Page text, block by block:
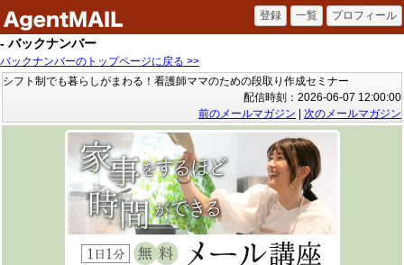
- バックナンバー
バックナンバーのトップページに戻る >>
シフト制でも暮らしがまわる！看護師ママのための段取り作成セミナー
配信時刻：2026-06-07 12:00:00
前のメールマガジン
次のメールマガジン